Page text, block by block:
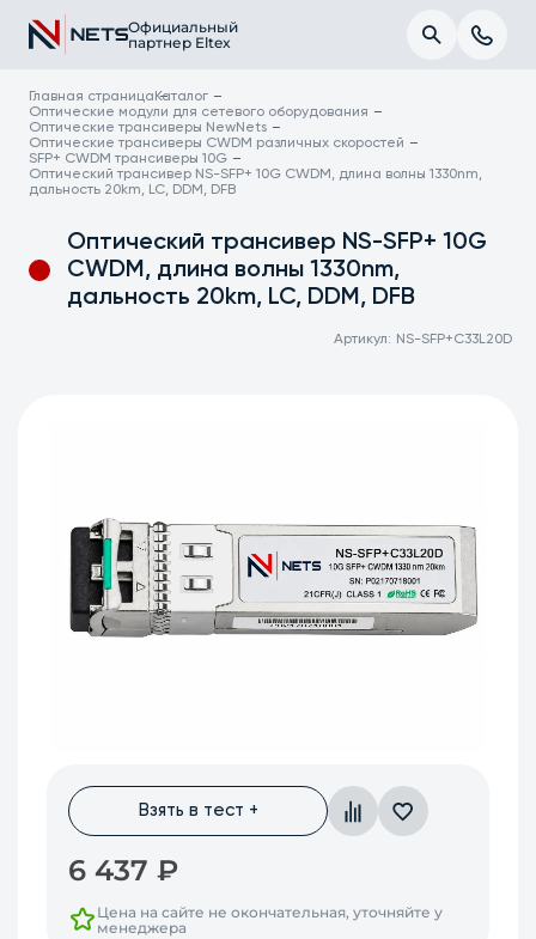
Официальный
партнер Eltex
Главная страница Каталог
Оптические модули для сетевого оборудования
Оптические трансиверы NewNets
Оптические трансиверы CWDM различных скоростей
SFP+ CWDM трансиверы 10G
Оптический трансивер NS-SFP+ 10G CWDM, длина волны 1330nm,
дальность 20km, LC, DDM, DFB
Оптический трансивер NS-SFP+ 10G
CWDM, длина волны 1330nm,
дальность 20km, LC, DDM, DFB
Артикул: NS-SFP+C33L20D
Взять в тест +
6 437₽
Цена на сайте не окончательная, уточняйте у
менеджера